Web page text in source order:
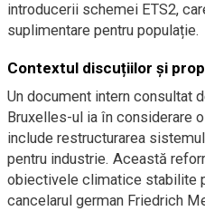
introducerii schemei ETS2,
suplimentare pentru populație.
Contextul discuțiilor și
Un document intern consultat
Bruxelles-ul ia în considerare
include restructurarea
pentru industrie. Această
obiectivele climatice stabilite
cancelarul german Friedrich